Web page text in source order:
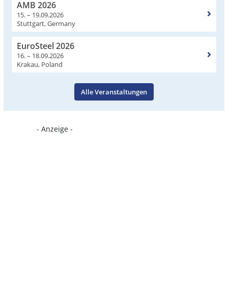
AMB 2026
15. – 19.09.2026
Stuttgart, Germany
EuroSteel 2026
16. – 18.09.2026
Krakau, Poland
Alle Veranstaltungen
- Anzeige -